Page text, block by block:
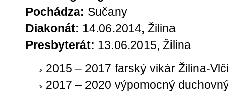
Pochádza: Sučany
Diakonát: 14.06.2014, Žilina
Presbyterát: 13.06.2015, Žilina
2015 – 2017 farský vikár Žilina-
2017 – 2020 výpomocný